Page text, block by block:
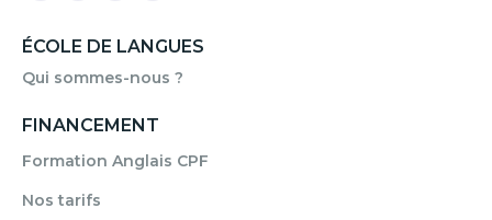
ÉCOLE DE LANGUES
Qui sommes-nous ?
FINANCEMENT
Formation Anglais CPF
Nos tarifs